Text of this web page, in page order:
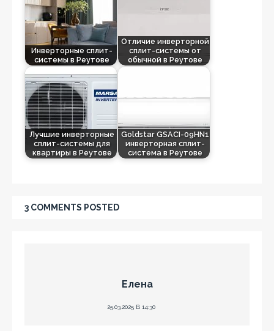
Инверторные сплит-
системы в Реутове
Отличие инверторной
сплит-системы от
обычной в Реутове
Лучшие инверторные
сплит-системы для
квартиры в Реутове
Goldstar GSACI-09HN1
инверторная сплит-
система в Реутове
3 COMMENTS POSTED
Елена
25.03.2025 В 14:30